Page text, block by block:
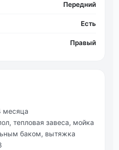
Передний
Есть
Правый
месяца
тепловая завеса, мойка
баком, вытяжка